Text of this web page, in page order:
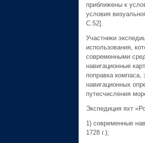
приближены к
условия
С.52].
Участники
использования,
современными
навигационные
поправка компаса,
навигационных
путесчисления
Экспедиция яхт
1) современные
1728 г.);